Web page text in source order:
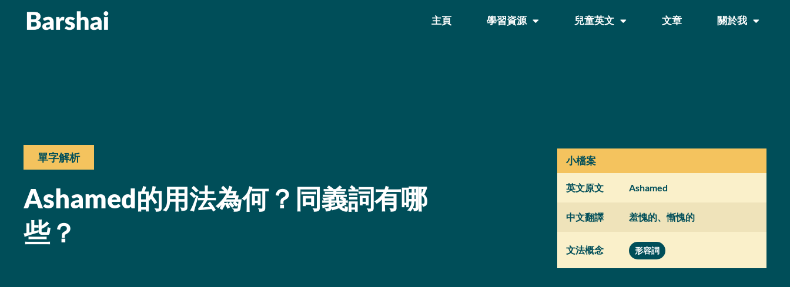
主頁 學習資源 兒童英文 文章 關於我
單字解析
Ashamed的用法為何？同義詞有哪
些？
小檔案
英文原文 Ashamed
中文翻譯 羞愧的、慚愧的
文法概念 形容詞